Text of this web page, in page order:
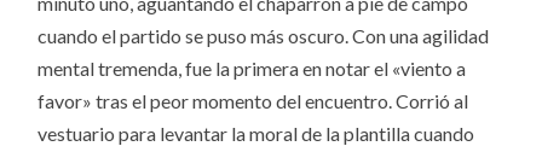
cuando el partido se puso más oscuro. Con una agilidad
mental tremenda, fue la primera en notar el «viento a
favor» tras el peor momento del encuentro. Corrió al
vestuario para levantar la moral de la plantilla cuando